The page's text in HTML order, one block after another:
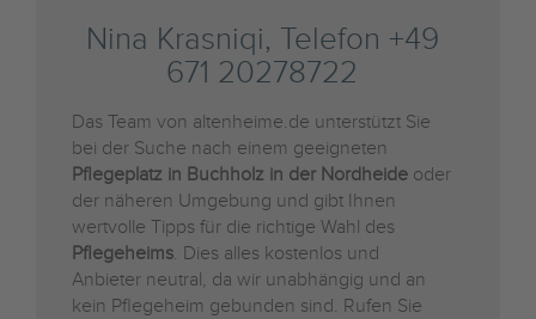
Nina Krasniqi, Telefon +49
671 20278722
Das Team von altenheime.de unterstützt Sie
bei der Suche nach einem geeigneten
Pflegeplatz in Buchholz in der Nordheide oder
der näheren Umgebung und gibt Ihnen
wertvolle Tipps für die richtige Wahl des
Pflegeheims. Dies alles kostenlos und
Anbieter neutral, da wir unabhängig und an
kein Pflegeheim gebunden sind. Rufen Sie